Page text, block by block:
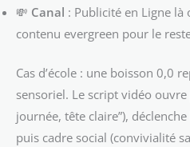
💸 Canal : Publicité en Ligne là
contenu evergreen pour le
Cas d’école : une boisson 0,0
sensoriel. Le script vidéo
journée, tête claire”),
puis cadre social (convivialité